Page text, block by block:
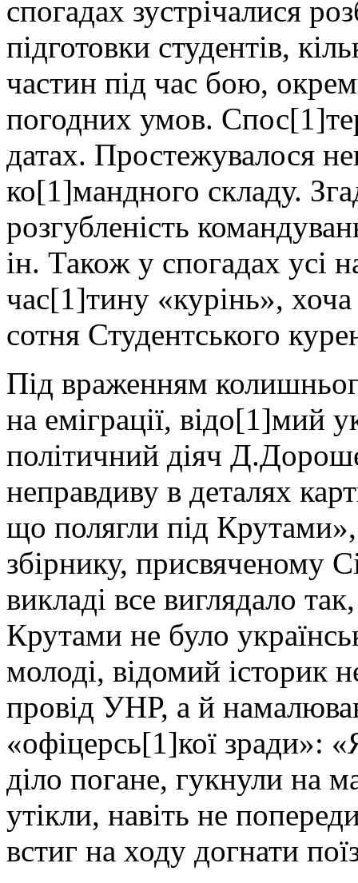
спогадах зустрічалися
підготовки студентів,
частин під час бою,
погодних умов.
датах. Простежувалося
ко[1]мандного складу.
розгубленість
ін. Також у спогадах усі
час[1]тину «курінь»,
сотня Студентського
Під враженням
на еміграції, відо[1]мий
політичний діяч
неправдиву в деталях
що полягли під
збірнику, присвяченому
викладі все виглядало
Крутами не було
молоді, відомий історик
провід УНР, а й
«офіцерсь[1]кої зради»:
діло погане, гукнули на
утікли, навіть не
встиг на ходу догнати